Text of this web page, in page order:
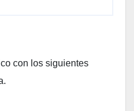
con los siguientes